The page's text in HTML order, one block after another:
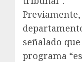
señalado
programa